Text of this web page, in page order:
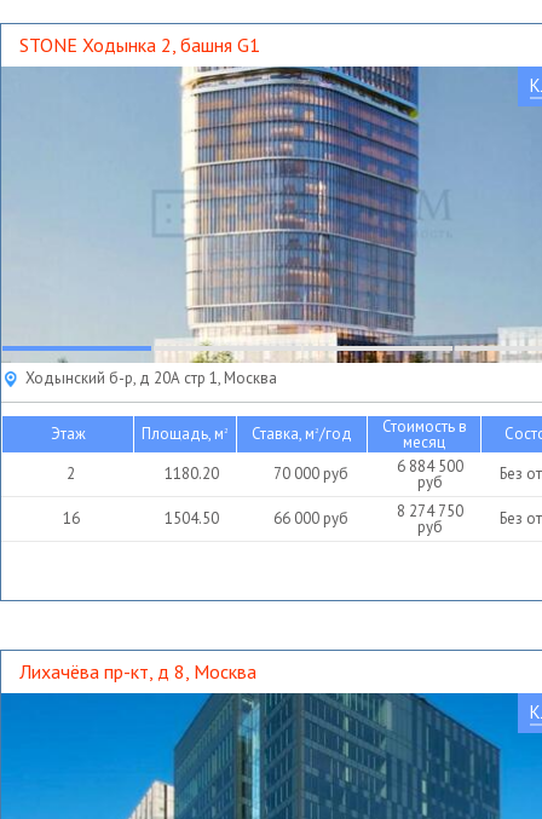
STONE Ходынка 2, башня G1
Ходынский б-р, д 20А стр 1, Москва
Этаж Площадь, м2 Ставка, м2/год Стоимость в
месяц
2
1180.20 70 000руб 6 884 500
руб Без
16 1504.50 66 000руб 8 274 750
руб Без
Лихачёва пр-кт, д 8, Москва